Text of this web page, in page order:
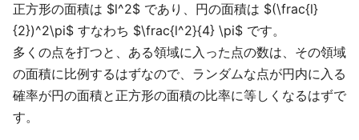
正方形の面積は $l^2$ であり、円の面積は $(\frac{l}
{2})^2\pi$ すなわち $\frac{l^2}{4} \pi$ です。
多くの点を打つと、ある領域に入った点の数は、その領域
の面積に比例するはずなので、ランダムな点が円内に入る
確率が円の面積と正方形の面積の比率に等しくなるはずで
す。